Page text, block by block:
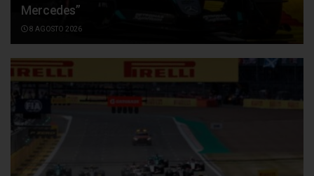
Mercedes”
8 AGOSTO 2026